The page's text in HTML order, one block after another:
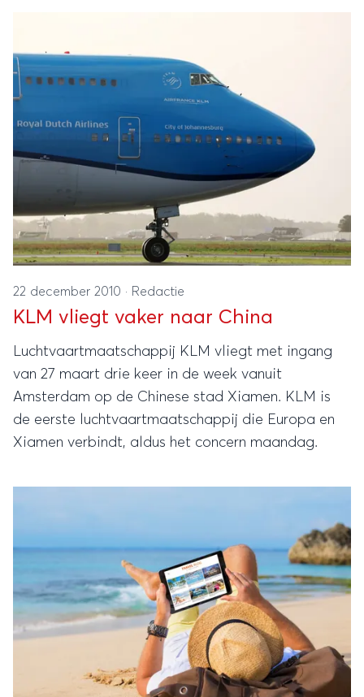
22 december 2010 · Redactie
KLM vliegt vaker naar China
Luchtvaartmaatschappij KLM vliegt met ingang
van 27 maart drie keer in de week vanuit
Amsterdam op de Chinese stad Xiamen. KLM is
de eerste luchtvaartmaatschappij die Europa en
Xiamen verbindt, aldus het concern maandag.